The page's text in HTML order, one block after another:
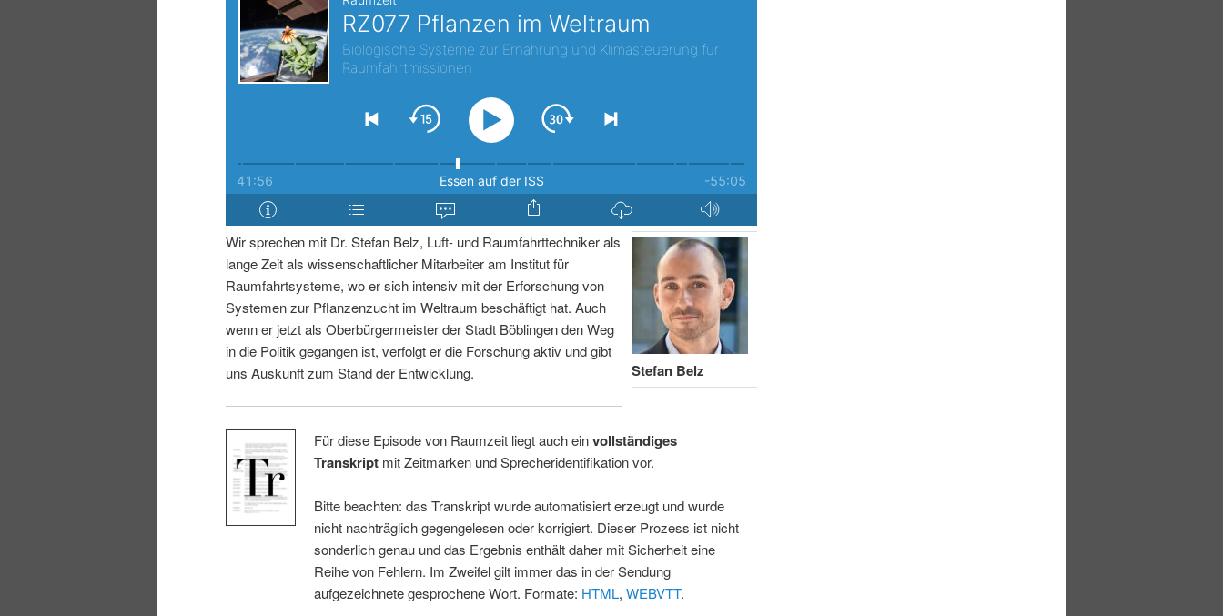
a
l
s
r
i
n
g
e
n
n
h
l
s
p
r
i
n
g
e
Stefan Belz
Wir sprechen mit Dr. Stefan Belz, Luft- und Raumfahrttechniker als
lange Zeit als wissenschaftlicher Mitarbeiter am Institut für
Raumfahrtsysteme, wo er sich intensiv mit der Erforschung von
Systemen zur Pflanzenzucht im Weltraum beschäftigt hat. Auch
wenn er jetzt als Oberbürgermeister der Stadt Böblingen den Weg
in die Politik gegangen ist, verfolgt er die Forschung aktiv und gibt
uns Auskunft zum Stand der Entwicklung.
Für diese Episode von Raumzeit liegt auch einvollständiges
Transkriptmit Zeitmarken und Sprecheridentifikation vor.
Bitte beachten: das Transkript wurde automatisiert erzeugt und wurde
nicht nachträglich gegengelesen oder korrigiert. Dieser Prozess ist nicht
sonderlich genau und das Ergebnis enthält daher mit Sicherheit eine
Reihe von Fehlern. Im Zweifel gilt immer das in der Sendung
aufgezeichnete gesprochene Wort. Formate: HTML, WEBVTT.